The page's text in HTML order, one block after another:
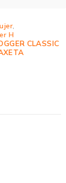
,
H
CLASSIC